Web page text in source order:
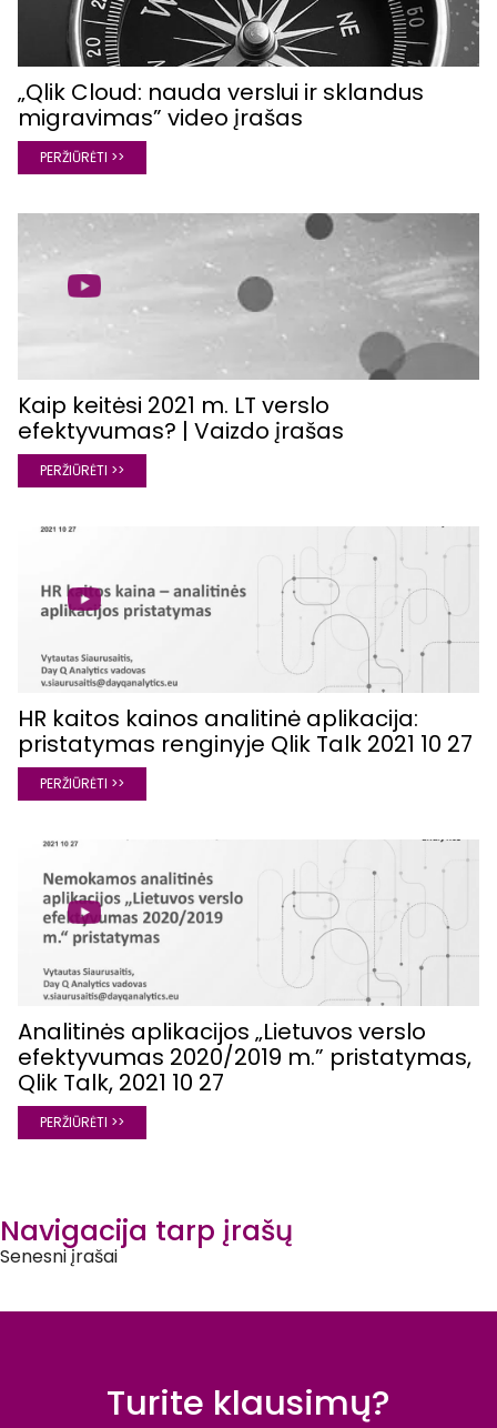
„Qlik Cloud: nauda verslui ir sklandus
migravimas” video įrašas
PERŽIŪRĖTI >>
Kaip keitėsi 2021 m. LT verslo
efektyvumas? | Vaizdo įrašas
PERŽIŪRĖTI >>
HR kaitos kainos analitinė aplikacija:
pristatymas renginyje Qlik Talk 2021 10 27
PERŽIŪRĖTI >>
Analitinės aplikacijos „Lietuvos verslo
efektyvumas 2020/2019 m.” pristatymas,
Qlik Talk, 2021 10 27
PERŽIŪRĖTI >>
Navigacija tarp įrašų
Senesni įrašai
Turite klausimų?